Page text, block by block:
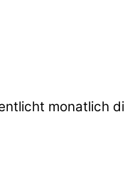
monatlich